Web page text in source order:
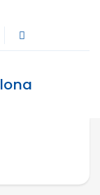
(s'obre en
Barcelona
Barcelona